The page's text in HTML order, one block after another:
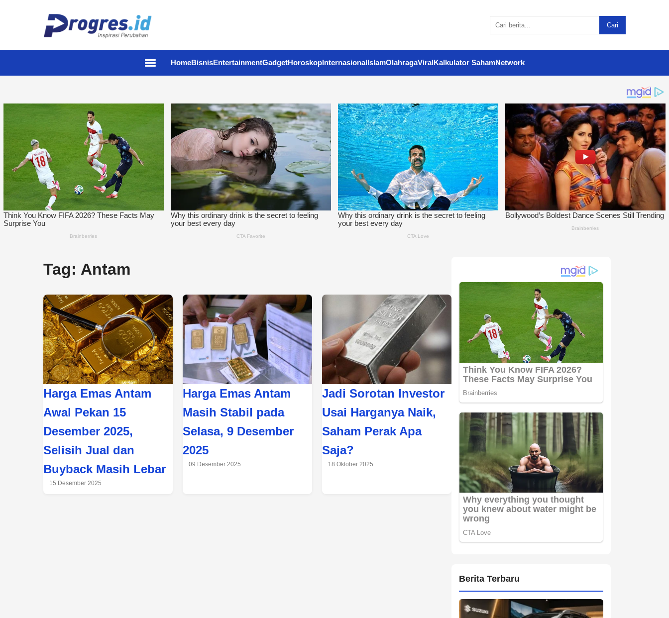
Cari
HomeBisnisEntertainmentGadgetHoroskopInternasionalIslamOlahragaViralKalkulator SahamNetwork
Tag: Antam
Harga Emas Antam
Awal Pekan 15
Desember 2025,
Selisih Jual dan
Buyback Masih Lebar
15 Desember 2025
Harga Emas Antam
Masih Stabil pada
Selasa, 9 Desember
2025
09 Desember 2025
Jadi Sorotan Investor
Usai Harganya Naik,
Saham Perak Apa
Saja?
18 Oktober 2025
Berita Terbaru